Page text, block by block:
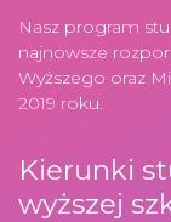
Nasz program
najnowsze
Wyższego oraz
2019 roku.
Kierunki
wyższej